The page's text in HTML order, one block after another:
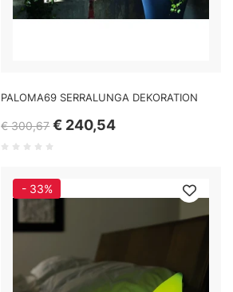
PALOMA69 SERRALUNGA DEKORATION
€ 300,67 € 240,54
- 33%